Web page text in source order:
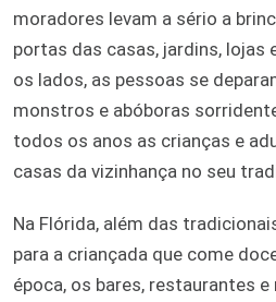
moradores levam a sério a
portas das casas, jardins, lojas
os lados, as pessoas se
monstros e abóboras
todos os anos as crianças e
casas da vizinhança no seu
Na Flórida, além das
para a criançada que come
época, os bares, restaurantes